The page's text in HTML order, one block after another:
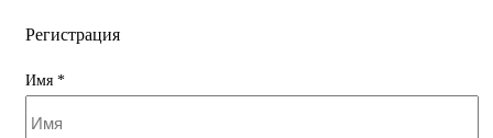
Регистрация
Имя *